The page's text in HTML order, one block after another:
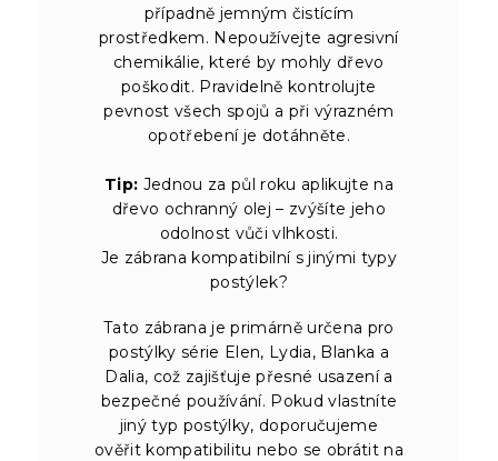
případně jemným čistícím
prostředkem. Nepoužívejte agresivní
chemikálie, které by mohly dřevo
poškodit. Pravidelně kontrolujte
pevnost všech spojů a při výrazném
opotřebení je dotáhněte.
Tip: Jednou za půl roku aplikujte na
dřevo ochranný olej – zvýšíte jeho
odolnost vůči vlhkosti.
Je zábrana kompatibilní s jinými typy
postýlek?
Tato zábrana je primárně určena pro
postýlky série Elen, Lydia, Blanka a
Dalia, což zajišťuje přesné usazení a
bezpečné používání. Pokud vlastníte
jiný typ postýlky, doporučujeme
ověřit kompatibilitu nebo se obrátit na